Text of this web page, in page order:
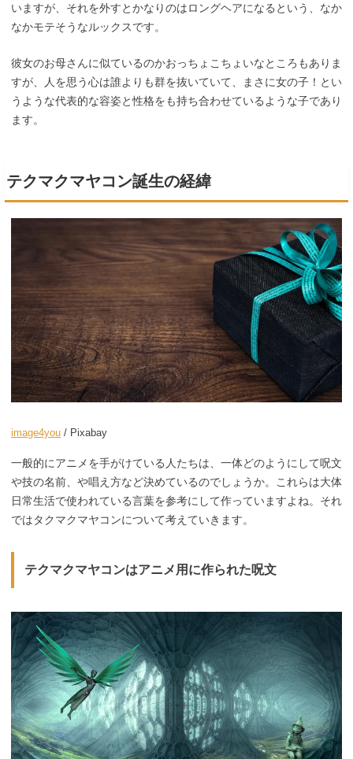
いますが、それを外すとかなりのはロングヘアになるという、なか
なかモテそうなルックスです。
彼女のお母さんに似ているのかおっちょこちょいなところもありま
すが、人を思う心は誰よりも群を抜いていて、まさに女の子！とい
うような代表的な容姿と性格をも持ち合わせているような子であり
ます。
テクマクマヤコン誕生の経緯
image4you / Pixabay
一般的にアニメを手がけている人たちは、一体どのようにして呪文
や技の名前、や唱え方など決めているのでしょうか。これらは大体
日常生活で使われている言葉を参考にして作っていますよね。それ
ではタクマクマヤコンについて考えていきます。
テクマクマヤコンはアニメ用に作られた呪文